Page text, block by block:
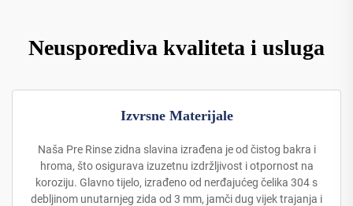
Neusporediva kvaliteta i usluga
Izvrsne Materijale
Naša Pre Rinse zidna slavina izrađena je od čistog bakra i
hroma, što osigurava izuzetnu izdržljivost i otpornost na
koroziju. Glavno tijelo, izrađeno od nerđajućeg čelika 304 s
debljinom unutarnjeg zida od 3 mm, jamči dug vijek trajanja i